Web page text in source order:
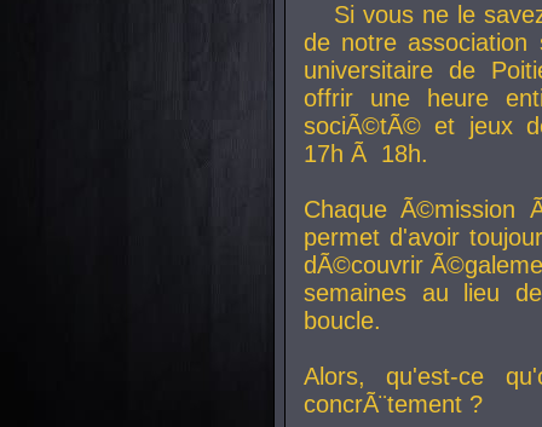
Si vous ne le
de notre
universitaire de
offrir une heure
sociÃ©tÃ© et jeux
17h Ã 18h.
Chaque Ã©mission
permet d'avoir
dÃ©couvrir
semaines au lieu
boucle.
Alors, qu'est-ce
concrÃ¨tement ?